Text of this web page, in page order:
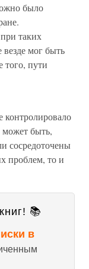
было
таких
везде мог быть
того, пути
контролировало
может быть,
сосредоточены
проблем, то и
📚
в